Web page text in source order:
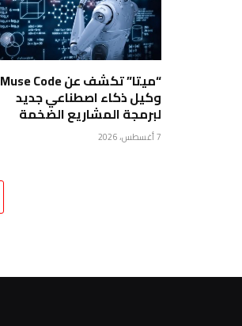
“ميتا” تكشف عن Muse Code
وكيل ذكاء اصطناعي جديد
لبرمجة المشاريع الضخمة
7 أغسطس، 2026